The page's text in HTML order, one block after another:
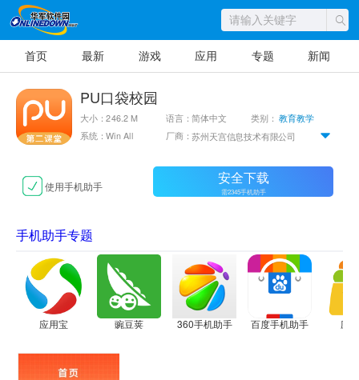
首页 最新 游戏 应用 专题 新闻
PU口袋校园
大小：246.2 M 语言：简体中文 类别：教育教学
系统：Win All
厂商：苏州天宫信息技术有限公司
使用手机助手 安全下载
需2345手机助手
手机助手专题
应用宝 豌豆荚 360手机助手 百度手机助手 应